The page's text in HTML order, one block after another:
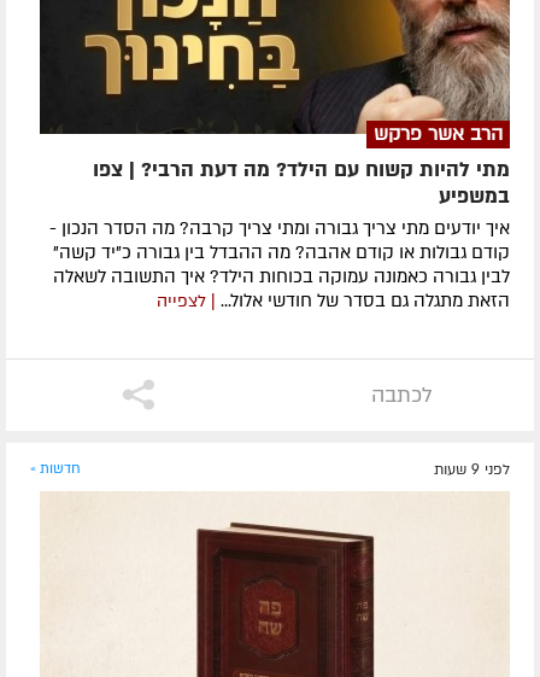
הרב אשר פרקש
מתי להיות קשוח עם הילד? מה דעת הרבי? | צפו
במשפיע
איך יודעים מתי צריך גבורה ומתי צריך קרבה? מה הסדר הנכון -
קודם גבולות או קודם אהבה? מה ההבדל בין גבורה כ"יד קשה"
לבין גבורה כאמונה עמוקה בכוחות הילד? איך התשובה לשאלה
הזאת מתגלה גם בסדר של חודשי אלול... | לצפייה
לכתבה
לפני 9 שעות חדשות »